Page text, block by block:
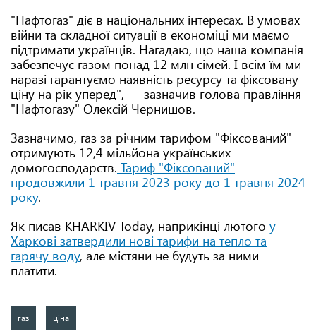
"Нафтогаз" діє в національних інтересах. В умовах
війни та складної ситуації в економіці ми маємо
підтримати українців. Нагадаю, що наша компанія
забезпечує газом понад 12 млн сімей. І всім їм ми
наразі гарантуємо наявність ресурсу та фіксовану
ціну на рік уперед", — зазначив голова правління
"Нафтогазу" Олексій Чернишов.
Зазначимо, газ за річним тарифом "Фіксований"
отримують 12,4 мільйона українських
домогосподарств. Тариф "Фіксований"
продовжили 1 травня 2023 року до 1 травня 2024
року.
Як писав KHARKIV Today, наприкінці лютого у
Харкові затвердили нові тарифи на тепло та
гарячу воду, але містяни не будуть за ними
платити.
газ ціна